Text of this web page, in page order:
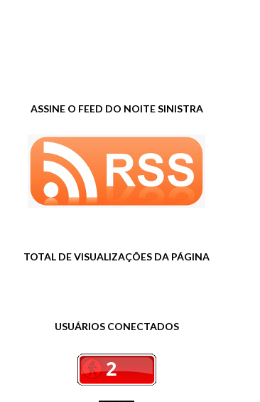
ASSINE O FEED DO NOITE SINISTRA
TOTAL DE VISUALIZAÇÕES DA PÁGINA
USUÁRIOS CONECTADOS